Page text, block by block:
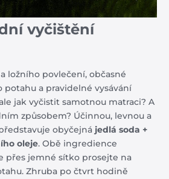
vyčištění
ložního povlečení, občasné
potahu a pravidelné vysávání
jak vyčistit samotnou matraci? A
způsobem? Účinnou, levnou a
obyčejná jedlá soda +
oleje. Obě ingredience
přes jemné sítko prosejte na
Zhruba po čtvrt hodině